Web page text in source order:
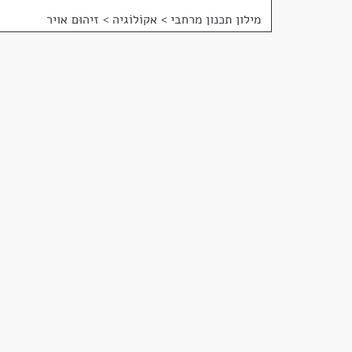
מילון תכנון מרחבי > אקוֹלוֹגיה > זיהוּם אויר